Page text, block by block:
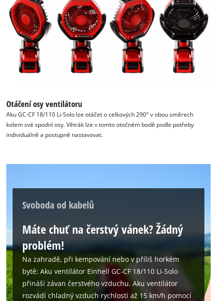
Otáčení osy ventilátoru
Aku GC-CF 18/110 Li-Solo lze otáčet o celkových 290° v obou směrech
kolem své spodní osy. Větrák lze v tomto otočném bodě podle potřeby
individuálně a postupně nastavovat.
Svoboda od kabelů
Máte chuť na čerstvý vánek? Žádný
problém!
Na zahradě, při kempování nebo v příliš horkém
bytě: Aku ventilátor Einhell GC-CF 18/110 Li-Solo
přináší závan čerstvého vzduchu. Aku ventilátor
rozvádí chladný vzduch rychlostí až 15 km/h pomocí